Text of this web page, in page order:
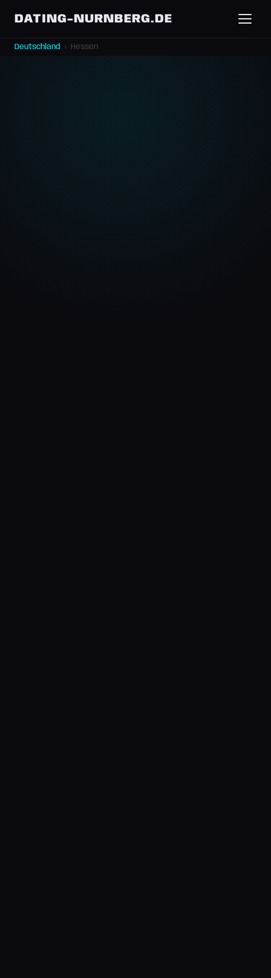
DATING-NURNBERG.DE
Deutschland › Hessen